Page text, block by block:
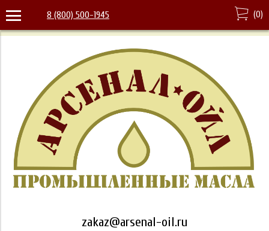
8 (800) 500-1945 (0)
zakaz@arsenal-oil.ru